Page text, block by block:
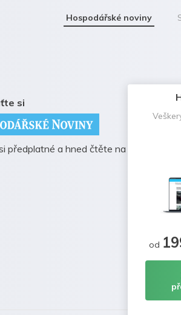
Hospodářské noviny
si
předplatné a hned čtěte na
od